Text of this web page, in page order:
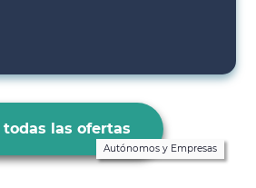
Autónomos y Empresas
todas las ofertas